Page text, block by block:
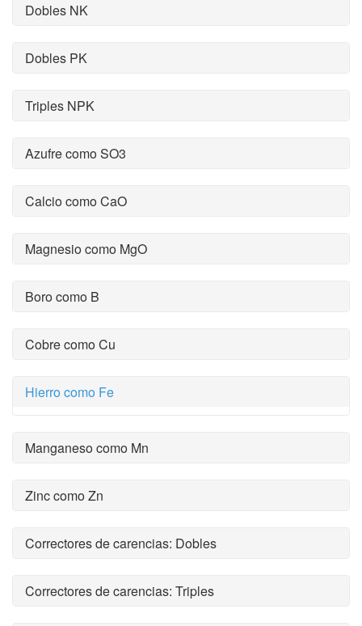
Dobles NK
Dobles PK
Triples NPK
Azufre como SO3
Calcio como CaO
Magnesio como MgO
Boro como B
Cobre como Cu
Hierro como Fe
Manganeso como Mn
Zinc como Zn
Correctores de carencias: Dobles
Correctores de carencias: Triples